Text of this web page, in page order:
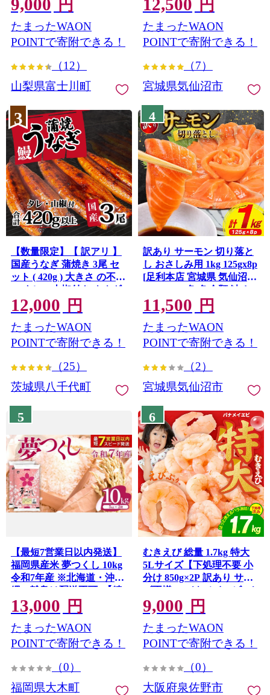
ト 〜 １ｋｇ以上（２〜３
房） フルーツ 山梨県産 果
物 くだもの シャイン マス
大粒 種なし 先行予約 富士
円 九千円
9,000 円
たまったWAON
POINTで寄附できる！
（12）
山梨県富士川町
冷凍 家庭用 おかず 弁当 支
援 サーモン 銀鮭切り身 魚
わけあり
12,500 円
たまったWAON
POINTで寄附できる！
（7）
宮城県気仙沼市
3
【数量限定】【 訳アリ 】
国産うなぎ 蒲焼き 3尾 セ
ット ( 420g ) 大きさ の不揃
い タレ・山椒付き ウナギ
鰻 ふぞろい 不揃い うな重
ひつまぶし 人気 茨城 八千
代町 ふるさと納税 冷凍
[SF951ya]
12,000 円
たまったWAON
POINTで寄附できる！
（25）
茨城県八千代町
4
訳あり サーモン 切り落と
し おさしみ用 1kg 125gx8p
[足利本店 宮城県 気仙沼市
20564313] 魚 魚介類 鮭 お
刺し身 刺し身 刺身 生 生食
個包装 チリ銀鮭 銀鮭 海鮮
海鮮丼 魚介
11,500 円
たまったWAON
POINTで寄附できる！
（2）
宮城県気仙沼市
5
【最短7営業日以内発送】
福岡県産米 夢つくし 10kg
令和7年産 ※北海道・沖
縄・離島は配送不可 |【精
米 単一米 単一原料米 7年
産 国産 お米 ブランド米
5kg × 2 ゆめつくし】
CY009_01
13,000 円
たまったWAON
POINTで寄附できる！
（0）
福岡県大木町
6
むきえび 総量 1.7kg 特大
5Lサイズ【下処理不要 小
分け 850g×2P 訳あり サイ
ズ不揃い バナメイエビ バ
ラ凍結】 G4142
9,000 円
たまったWAON
POINTで寄附できる！
（0）
大阪府泉佐野市